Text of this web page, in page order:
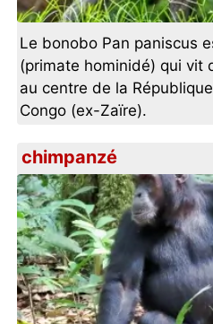
Le bonobo Pan paniscus
(primate hominidé) qui vit
au centre de la
Congo (ex-Zaïre).
chimpanzé